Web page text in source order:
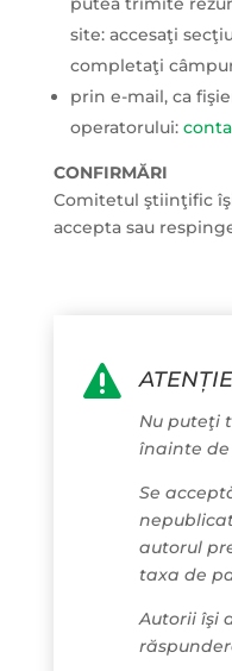
site: accesaţi
completaţi
prin e-mail, ca
operatorului:
CONFIRMĂRI
Comitetul ştiinţific
accepta sau

Nu puteţi
înainte de
Se
autorul
taxa de
Autorii îşi